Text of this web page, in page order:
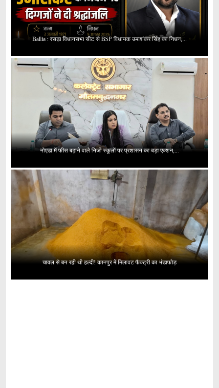
Ballia : रसड़ा विधानसभा सीट से BSP विधायक उमाशंकर सिंह का निधन,...
नोएडा में फीस बढ़ाने वाले निजी स्कूलों पर प्रशासन का बड़ा एक्शन,...
चावल से बन रही थी हल्दी! कानपुर में मिलावट फैक्ट्री का भंडाफोड़